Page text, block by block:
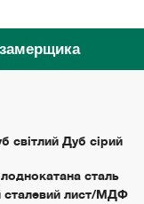
світлий Дуб сірий
сталь
сталевий лист/МДФ